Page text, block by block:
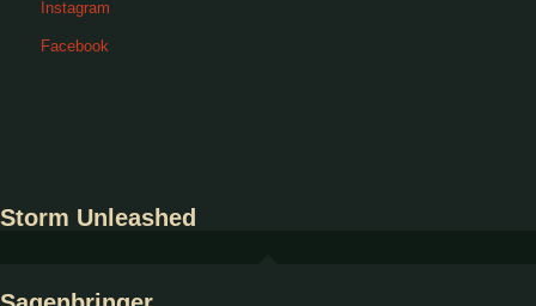
Instagram
Facebook
Storm Unleashed